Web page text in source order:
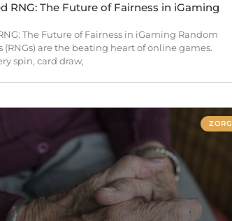
RNG: The Future of Fairness in iGaming
The Future of Fairness in iGaming Random
(RNGs) are the beating heart of online games.
spin, card draw,
ZORG